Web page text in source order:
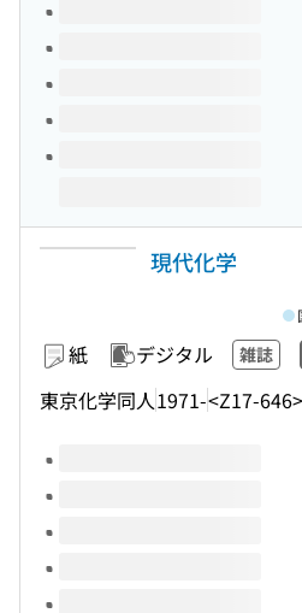
このタイトルの巻号
現代化学
紙 デジタル 雑誌
東京化学同人1971-<Z17-646>
このタイトルの巻号